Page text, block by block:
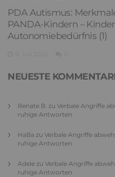
PDA Autismus:
PANDA-Kindern –
Autonomiebedürfnis (1)
NEUESTE
Renate B. zu Verbale Angriffe
ruhige Antworten
HaBa zu Verbale Angriffe
ruhige Antworten
Adele zu Verbale Angriffe
ruhige Antworten